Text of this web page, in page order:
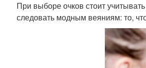
При выборе очков стоит
следовать модным веяниям: то,